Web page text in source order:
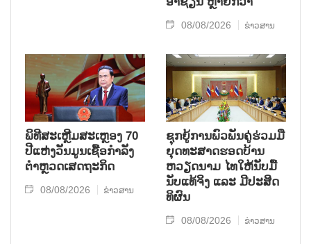
08/08/2026 ຂ່າວສານ
ພິທີສະເຫຼີມສະເຫຼອງ 70
ປີແຫ່ງວັນມູນເຊື້ອກຳລັງ
ຕຳຫຼວດເສດຖະກິດ
08/08/2026 ຂ່າວສານ
ຊຸກ​ຍູ້​ການ​ພົວ​ພັນ​ຄູ່​ຮ່ວມ​ມື​
ຍຸດ​ທະ​ສາດ​ຮອດ​ບ້ານ
ຫວຽດ​ນາມ ໄທ​ໃຫ້​ນັບ​ມື້​
ນັບ​ແທ້​ຈິງ ແລະ ມີ​ປະ​ສິດ​
ທິ​ຜົນ
08/08/2026 ຂ່າວສານ